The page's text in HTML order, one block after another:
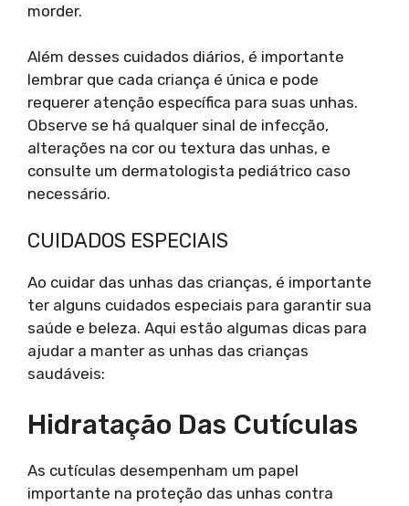
morder.
Além desses cuidados diários, é importante
lembrar que cada criança é única e pode
requerer atenção específica para suas unhas.
Observe se há qualquer sinal de infecção,
alterações na cor ou textura das unhas, e
consulte um dermatologista pediátrico caso
necessário.
CUIDADOS ESPECIAIS
Ao cuidar das unhas das crianças, é importante
ter alguns cuidados especiais para garantir sua
saúde e beleza. Aqui estão algumas dicas para
ajudar a manter as unhas das crianças
saudáveis:
Hidratação Das Cutículas
As cutículas desempenham um papel
importante na proteção das unhas contra